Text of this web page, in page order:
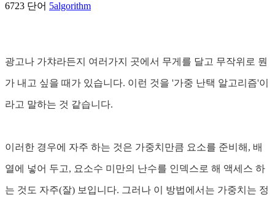
6723 단어 5algorithm
광고나 가챠라든지 여러가지 곳에서 무게를 달고 무작위로 뭔
가 내고 싶을 때가 있습니다. 이런 것을 '가중 난택 알고리즘'이
라고 말하는 것 같습니다.
이러한 경우에 자주 하는 것은 가중치만큼 요소를 준비해, 배
열에 넣어 두고, 요소수 미만의 난수를 인덱스로 해 액세스 하
는 것도 자주(잘) 보입니다. 그러나 이 방법에서는 가중치는 정